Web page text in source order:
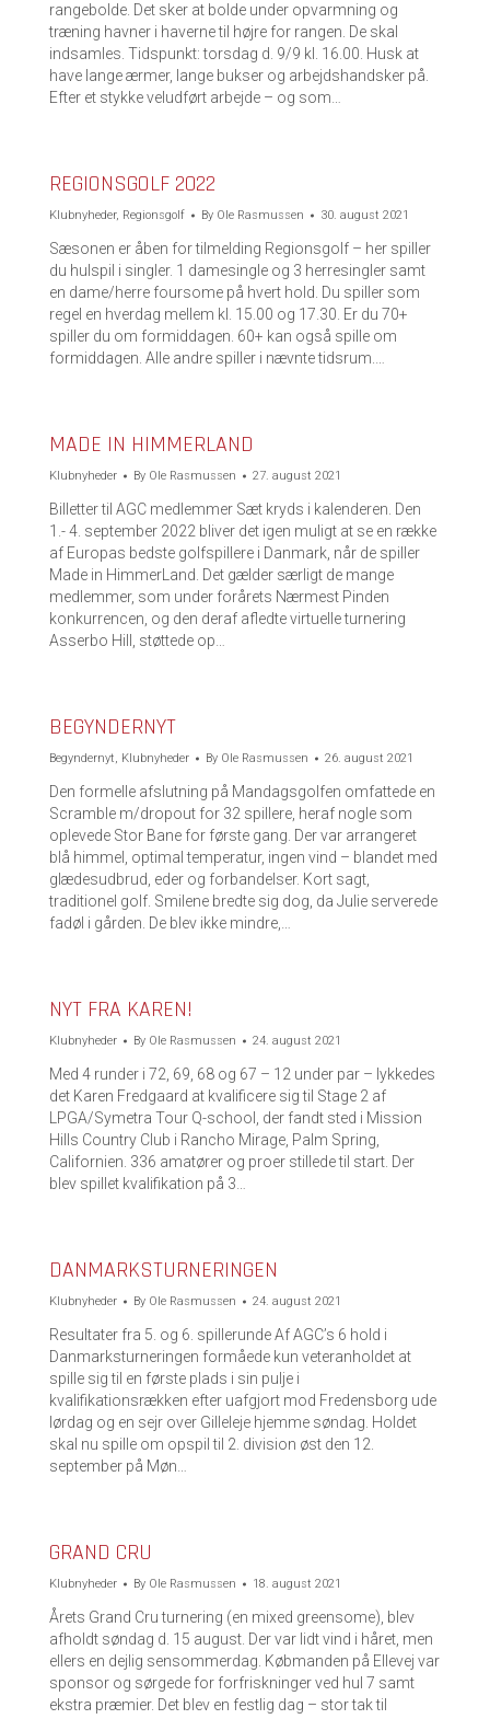
rangebolde. Det sker at bolde under opvarmning og
træning havner i haverne til højre for rangen. De skal
indsamles. Tidspunkt: torsdag d. 9/9 kl. 16.00. Husk at
have lange ærmer, lange bukser og arbejdshandsker på.
Efter et stykke veludført arbejde – og som…
REGIONSGOLF 2022
Klubnyheder, Regionsgolf By Ole Rasmussen 30. august 2021
Sæsonen er åben for tilmelding Regionsgolf – her spiller
du hulspil i singler. 1 damesingle og 3 herresingler samt
en dame/herre foursome på hvert hold. Du spiller som
regel en hverdag mellem kl. 15.00 og 17.30. Er du 70+
spiller du om formiddagen. 60+ kan også spille om
formiddagen. Alle andre spiller i nævnte tidsrum.…
MADE IN HIMMERLAND
Klubnyheder By Ole Rasmussen 27. august 2021
Billetter til AGC medlemmer Sæt kryds i kalenderen. Den
1.- 4. september 2022 bliver det igen muligt at se en række
af Europas bedste golfspillere i Danmark, når de spiller
Made in HimmerLand. Det gælder særligt de mange
medlemmer, som under forårets Nærmest Pinden
konkurrencen, og den deraf afledte virtuelle turnering
Asserbo Hill, støttede op…
BEGYNDERNYT
Begyndernyt, Klubnyheder By Ole Rasmussen 26. august 2021
Den formelle afslutning på Mandagsgolfen omfattede en
Scramble m/dropout for 32 spillere, heraf nogle som
oplevede Stor Bane for første gang. Der var arrangeret
blå himmel, optimal temperatur, ingen vind – blandet med
glædesudbrud, eder og forbandelser. Kort sagt,
traditionel golf. Smilene bredte sig dog, da Julie serverede
fadøl i gården. De blev ikke mindre,…
NYT FRA KAREN!
Klubnyheder By Ole Rasmussen 24. august 2021
Med 4 runder i 72, 69, 68 og 67 – 12 under par – lykkedes
det Karen Fredgaard at kvalificere sig til Stage 2 af
LPGA/Symetra Tour Q-school, der fandt sted i Mission
Hills Country Club i Rancho Mirage, Palm Spring,
Californien. 336 amatører og proer stillede til start. Der
blev spillet kvalifikation på 3…
DANMARKSTURNERINGEN
Klubnyheder By Ole Rasmussen 24. august 2021
Resultater fra 5. og 6. spillerunde Af AGC’s 6 hold i
Danmarksturneringen formåede kun veteranholdet at
spille sig til en første plads i sin pulje i
kvalifikationsrækken efter uafgjort mod Fredensborg ude
lørdag og en sejr over Gilleleje hjemme søndag. Holdet
skal nu spille om opspil til 2. division øst den 12.
september på Møn…
GRAND CRU
Klubnyheder By Ole Rasmussen 18. august 2021
Årets Grand Cru turnering (en mixed greensome), blev
afholdt søndag d. 15 august. Der var lidt vind i håret, men
ellers en dejlig sensommerdag. Købmanden på Ellevej var
sponsor og sørgede for forfriskninger ved hul 7 samt
ekstra præmier. Det blev en festlig dag – stor tak til